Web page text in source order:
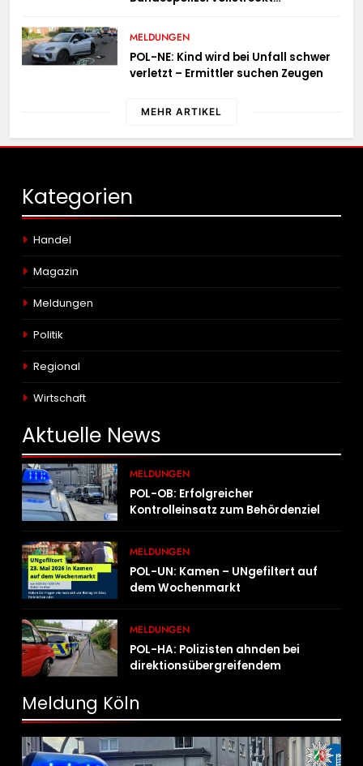
MELDUNGEN
POL-NE: Kind wird bei Unfall schwer
verletzt – Ermittler suchen Zeugen
MEHR ARTIKEL
Kategorien
Handel
Magazin
Meldungen
Politik
Regional
Wirtschaft
Aktuelle News
MELDUNGEN
POL-OB: Erfolgreicher
Kontrolleinsatz zum Behördenziel
MELDUNGEN
POL-UN: Kamen – UNgefiltert auf
dem Wochenmarkt
MELDUNGEN
POL-HA: Polizisten ahnden bei
direktionsübergreifendem
Meldung Köln